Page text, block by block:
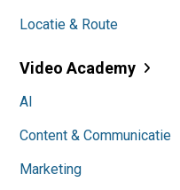
Locatie & Route
Video Academy
AI
Content & Communicatie
Marketing